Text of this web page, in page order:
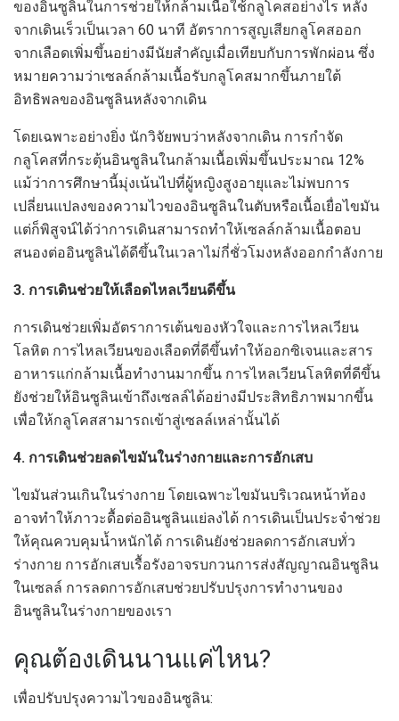
ของอินซูลินในการช่วยให้กล้ามเนื้อใช้กลูโคสอย่างไร หลัง
จากเดินเร็วเป็นเวลา 60 นาที อัตราการสูญเสียกลูโคสออก
จากเลือดเพิ่มขึ้นอย่างมีนัยสำคัญเมื่อเทียบกับการพักผ่อน ซึ่ง
หมายความว่าเซลล์กล้ามเนื้อรับกลูโคสมากขึ้นภายใต้
อิทธิพลของอินซูลินหลังจากเดิน
โดยเฉพาะอย่างยิ่ง นักวิจัยพบว่าหลังจากเดิน การกำจัด
กลูโคสที่กระตุ้นอินซูลินในกล้ามเนื้อเพิ่มขึ้นประมาณ 12%
แม้ว่าการศึกษานี้มุ่งเน้นไปที่ผู้หญิงสูงอายุและไม่พบการ
เปลี่ยนแปลงของความไวของอินซูลินในตับหรือเนื้อเยื่อไขมัน
แต่ก็พิสูจน์ได้ว่าการเดินสามารถทำให้เซลล์กล้ามเนื้อตอบ
สนองต่ออินซูลินได้ดีขึ้นในเวลาไม่กี่ชั่วโมงหลังออกกำลังกาย
3. การเดินช่วยให้เลือดไหลเวียนดีขึ้น
การเดินช่วยเพิ่มอัตราการเต้นของหัวใจและการไหลเวียน
โลหิต การไหลเวียนของเลือดที่ดีขึ้นทำให้ออกซิเจนและสาร
อาหารแก่กล้ามเนื้อทำงานมากขึ้น การไหลเวียนโลหิตที่ดีขึ้น
ยังช่วยให้อินซูลินเข้าถึงเซลล์ได้อย่างมีประสิทธิภาพมากขึ้น
เพื่อให้กลูโคสสามารถเข้าสู่เซลล์เหล่านั้นได้
4. การเดินช่วยลดไขมันในร่างกายและการอักเสบ
ไขมันส่วนเกินในร่างกาย โดยเฉพาะไขมันบริเวณหน้าท้อง
อาจทำให้ภาวะดื้อต่ออินซูลินแย่ลงได้ การเดินเป็นประจำช่วย
ให้คุณควบคุมน้ำหนักได้ การเดินยังช่วยลดการอักเสบทั่ว
ร่างกาย การอักเสบเรื้อรังอาจรบกวนการส่งสัญญาณอินซูลิน
ในเซลล์ การลดการอักเสบช่วยปรับปรุงการทำงานของ
อินซูลินในร่างกายของเรา
คุณต้องเดินนานแค่ไหน?
เพื่อปรับปรุงความไวของอินซูลิน: